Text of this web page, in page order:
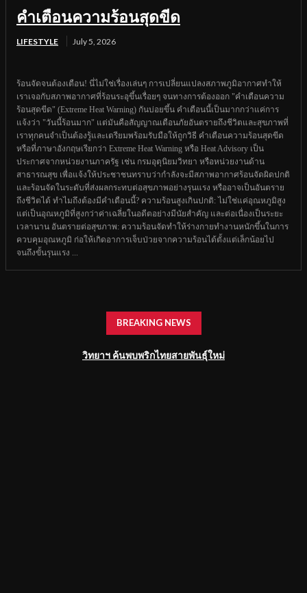
คำเตือนความร้อนสุดขีด
LIFESTYLE July 5, 2026
ร้อนจัดจนต้องเตือน! นี่ไม่ใช่เรื่องเล่นๆ การเปลี่ยนแปลงสภาพภูมิอากาศทำให้
เราเจอกับสภาพอากาศที่ร้อนระอุขึ้นเรื่อยๆ จนทางการต้องออก "คำเตือนความ
ร้อนสุดขีด" (Extreme Heat Warning) กันบ่อยขึ้น คำเตือนนี้เป็นมากกว่าแค่การ
แจ้งว่า "วันนี้ร้อนมาก" แต่มันคือสัญญาณเตือนภัยอันตรายถึงชีวิตและสุขภาพที่
เราทุกคนจำเป็นต้องรู้และเตรียมพร้อมรับมือให้ถูกวิธี คำเตือนความร้อนสุดขีด
หรือที่ภาษาอังกฤษเรียกว่า Extreme Heat Warning หรือ Heat Advisory เป็น
ประกาศจากหน่วยงานภาครัฐ เช่น กรมอุตุนิยมวิทยา หรือหน่วยงานด้าน
สาธารณสุข เพื่อแจ้งให้ประชาชนทราบว่ากำลังจะมีสภาพอากาศร้อนจัดผิดปกติ
และร้อนจัดในระดับที่ส่งผลกระทบต่อสุขภาพอย่างรุนแรง หรืออาจเป็นอันตราย
ถึงชีวิตได้ ทำไมถึงต้องมีคำเตือนนี้? ความร้อนสูงเกินปกติ: ไม่ใช่แค่อุณหภูมิสูง
แต่เป็นอุณหภูมิที่สูงกว่าค่าเฉลี่ยในอดีตอย่างมีนัยสำคัญ และต่อเนื่องเป็นระยะ
เวลานาน อันตรายต่อสุขภาพ: ความร้อนจัดทำให้ร่างกายทำงานหนักขึ้นในการ
ควบคุมอุณหภูมิ ก่อให้เกิดอาการเจ็บป่วยจากความร้อนได้ตั้งแต่เล็กน้อยไป
จนถึงขั้นรุนแรง ...
BREAKING NEWS
วิทยาฯ ค้นพบพริกไทยสายพันธุ์ใหม่